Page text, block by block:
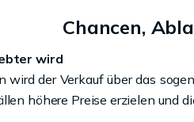
Chancen,
wird
wird der Verkauf über das
höhere Preise erzielen und